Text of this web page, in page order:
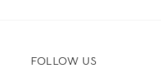
FOLLOW US